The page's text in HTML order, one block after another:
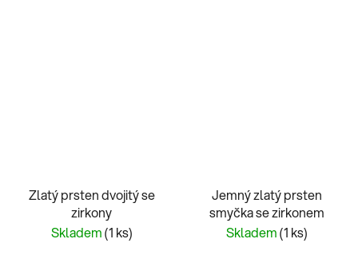
Zlatý prsten dvojitý se
zirkony
Skladem(1 ks)
Jemný zlatý prsten
smyčka se zirkonem
Skladem(1 ks)